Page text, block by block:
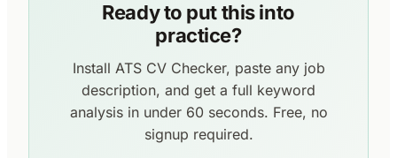
Ready to put this into
practice?
Install ATS CV Checker, paste any job
description, and get a full keyword
analysis in under 60 seconds. Free, no
signup required.